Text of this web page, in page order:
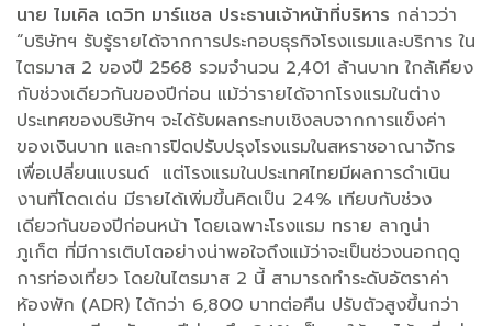
นาย ไมเคิล เดวิท มาร์แชล ประธานเจ้าหน้าที่บริหาร กล่าวว่า
“บริษัทฯ รับรู้รายได้จากการประกอบธุรกิจโรงแรมและบริการ ใน
ไตรมาส 2 ของปี 2568 รวมจำนวน 2,401 ล้านบาท ใกล้เคียง
กับช่วงเดียวกันของปีก่อน แม้ว่ารายได้จากโรงแรมในต่าง
ประเทศของบริษัทฯ จะได้รับผลกระทบเชิงลบจากการแข็งค่า
ของเงินบาท และการปิดปรับปรุงโรงแรมในสหราชอาณาจักร
เพื่อเปลี่ยนแบรนด์ แต่โรงแรมในประเทศไทยมีผลการดำเนิน
งานที่โดดเด่น มีรายได้เพิ่มขึ้นคิดเป็น 24% เทียบกับช่วง
เดียวกันของปีก่อนหน้า โดยเฉพาะโรงแรม ทราย ลากูน่า
ภูเก็ต ที่มีการเติบโตอย่างน่าพอใจถึงแม้ว่าจะเป็นช่วงนอกฤดู
การท่องเที่ยว โดยในไตรมาส 2 นี้ สามารถทำระดับอัตราค่า
ห้องพัก (ADR) ได้กว่า 6,800 บาทต่อคืน ปรับตัวสูงขึ้นกว่า